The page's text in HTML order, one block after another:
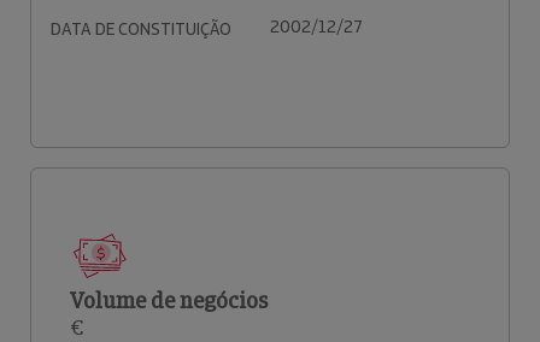
DATA DE CONSTITUIÇÃO 2002/12/27
Volume de negócios
€